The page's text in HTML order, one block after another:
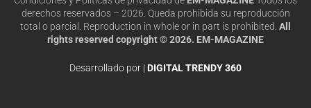
derechos reservados – 2026. Queda prohibida su reproducción
total o parcial. Reproduction in whole or in part is prohibited. All
rights reserved copyright © 2026. EM-MAGAZINE
Desarrollado por | DIGITAL TRENDY 360